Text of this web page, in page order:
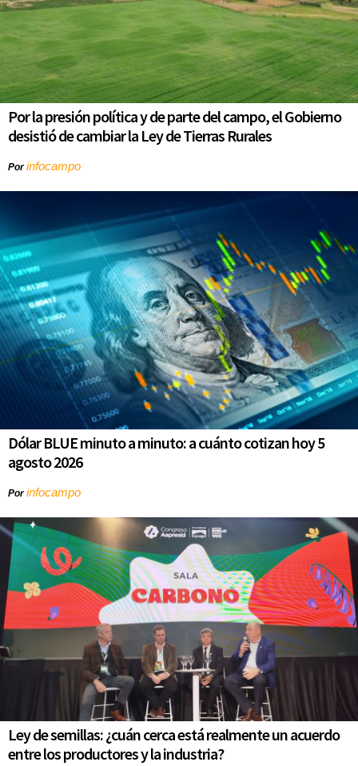
Por la presión política y de parte del campo, el Gobierno
desistió de cambiar la Ley de Tierras Rurales
Porinfocampo
Dólar BLUE minuto a minuto: a cuánto cotizan hoy 5
agosto 2026
Porinfocampo
Ley de semillas: ¿cuán cerca está realmente un acuerdo
entre los productores y la industria?